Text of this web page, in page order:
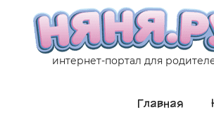
содержимому
интернет-портал для
Главная